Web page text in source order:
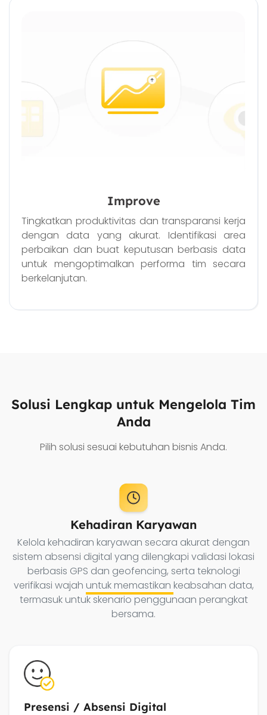
Improve
Tingkatkan produktivitas dan transparansi kerja
dengan data yang akurat. Identifikasi area
perbaikan dan buat keputusan berbasis data
untuk mengoptimalkan performa tim secara
berkelanjutan.
Solusi Lengkap untuk Mengelola Tim
Anda
Pilih solusi sesuai kebutuhan bisnis Anda.
Kehadiran Karyawan
Kelola kehadiran karyawan secara akurat dengan
sistem absensi digital yang dilengkapi validasi lokasi
berbasis GPS dan geofencing, serta teknologi
verifikasi wajah untuk memastikan keabsahan data,
termasuk untuk skenario penggunaan perangkat
bersama.
Presensi / Absensi Digital